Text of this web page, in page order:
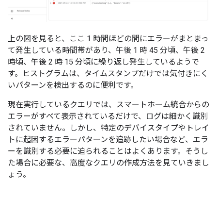
上の図を見ると、ここ 1 時間ほどの間にエラーがまとまっ
て発生している時間帯があり、午後 1 時 45 分頃、午後 2
時頃、午後 2 時 15 分頃に繰り返し発生しているようで
す。ヒストグラムは、タイムスタンプだけでは気付きにく
いパターンを検出するのに便利です。
現在実行しているクエリでは、スマートホーム統合からの
エラーがすべて表示されているだけで、ログは細かく識別
されていません。しかし、特定のデバイスタイプやトレイ
トに起因するエラーパターンを追跡したい場合など、エラ
ーを識別する必要に迫られることはよくあります。そうし
た場合に必要な、高度なクエリの作成方法を見ていきまし
ょう。